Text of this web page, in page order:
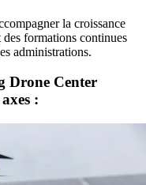
la croissance
des formations continues
administrations.
Drone Center
: